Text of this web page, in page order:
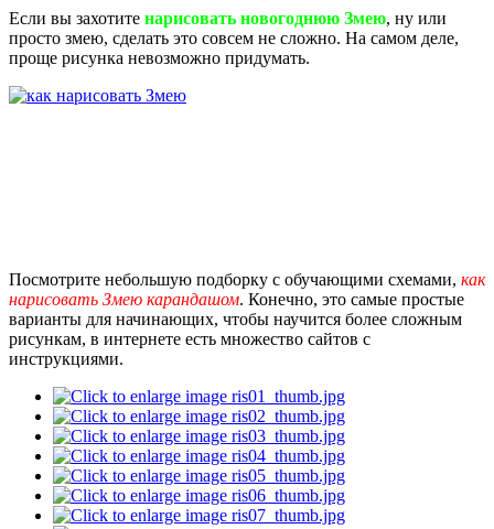
Если вы захотите нарисовать новогоднюю Змею, ну или
просто змею, сделать это совсем не сложно. На самом деле,
проще рисунка невозможно придумать.
Посмотрите небольшую подборку с обучающими схемами, как
нарисовать Змею карандашом. Конечно, это самые простые
варианты для начинающих, чтобы научится более сложным
рисункам, в интернете есть множество сайтов с
инструкциями.